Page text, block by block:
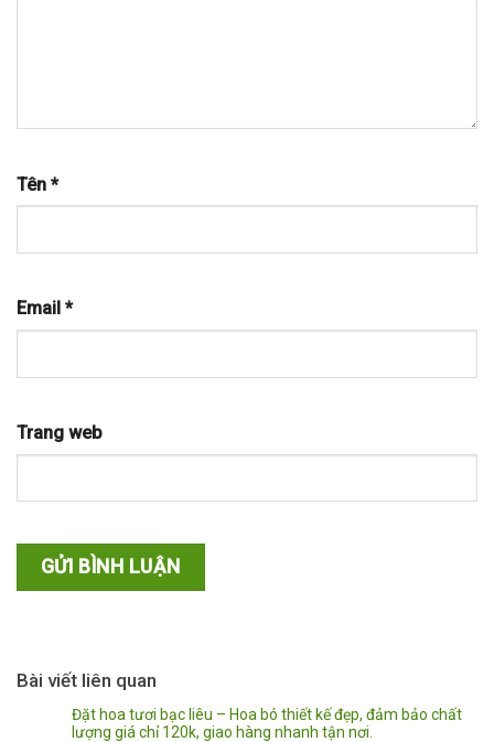
Tên *
Email *
Trang web
Bài viết liên quan
Đặt hoa tươi bạc liêu – Hoa bó thiết kế đẹp, đảm bảo chất
lượng giá chỉ 120k, giao hàng nhanh tận nơi.